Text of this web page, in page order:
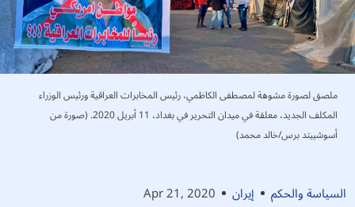
السياسة والحكم إيران Apr 21, 2020
ملصق لصورة مشوهة لمصطفى الكاظمي، رئيس المخابرات العراقية ورئيس الوزراء
المكلف الجديد، معلقة في ميدان التحرير في بغداد، 11 أبريل 2020. (صورة من
أسوشييتد برس/خالد محمد)